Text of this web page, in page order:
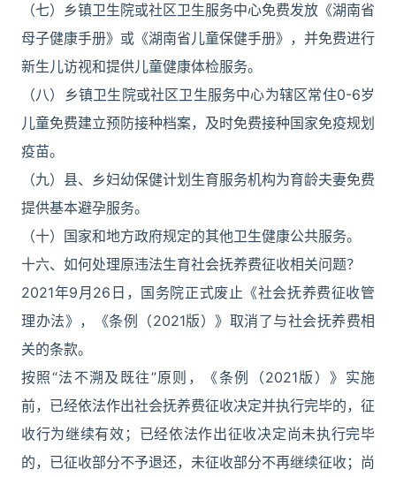
（七）乡镇卫生院或社区卫生服务中心免费发放《湖南省
母子健康手册》或《湖南省儿童保健手册》，并免费进行
新生儿访视和提供儿童健康体检服务。
（八）乡镇卫生院或社区卫生服务中心为辖区常住0-6岁
儿童免费建立预防接种档案，及时免费接种国家免疫规划
疫苗。
（九）县、乡妇幼保健计划生育服务机构为育龄夫妻免费
提供基本避孕服务。
（十）国家和地方政府规定的其他卫生健康公共服务。
十六、如何处理原违法生育社会抚养费征收相关问题？
2021年9月26日，国务院正式废止《社会抚养费征收管
理办法》，《条例（2021版）》取消了与社会抚养费相
关的条款。
按照“法不溯及既往”原则，《条例（2021版）》实施
前，已经依法作出社会抚养费征收决定并执行完毕的，征
收行为继续有效；已经依法作出征收决定尚未执行完毕
的，已征收部分不予退还，未征收部分不再继续征收；尚